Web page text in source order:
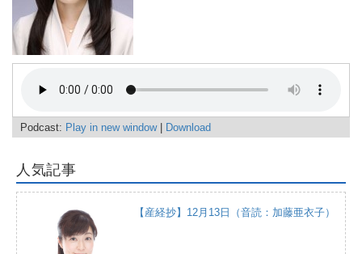
Podcast: Play in new window| Download
人気記事
【産経抄】12月13日（音読：加藤亜衣子）